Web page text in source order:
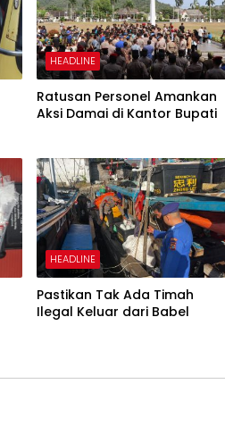
HEADLINE
Ratusan Personel Amankan
Aksi Damai di Kantor Bupati
HEADLINE
Pastikan Tak Ada Timah
Ilegal Keluar dari Babel